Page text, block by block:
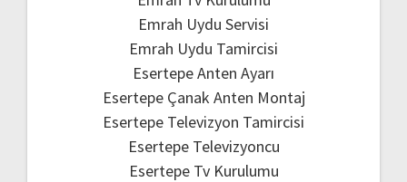
Emrah Uydu Servisi
Emrah Uydu Tamircisi
Esertepe Anten Ayarı
Esertepe Çanak Anten Montaj
Esertepe Televizyon Tamircisi
Esertepe Televizyoncu
Esertepe Tv Kurulumu